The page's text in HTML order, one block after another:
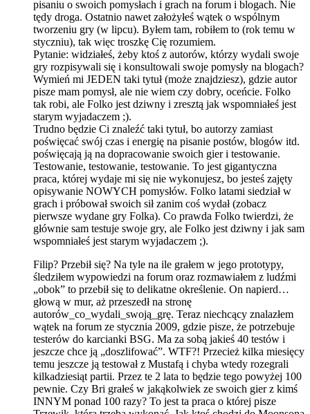
pisaniu o swoich pomysłach i grach na forum i blogach. Nie
tędy droga. Ostatnio nawet założyłeś wątek o wspólnym
tworzeniu gry (w lipcu). Byłem tam, robiłem to (rok temu w
styczniu), tak więc troszkę Cię rozumiem.
Pytanie: widziałeś, żeby ktoś z autorów, którzy wydali swoje
gry rozpisywali się i konsultowali swoje pomysły na blogach?
Wymień mi JEDEN taki tytuł (może znajdziesz), gdzie autor
pisze mam pomysł, ale nie wiem czy dobry, oceńcie. Folko
tak robi, ale Folko jest dziwny i zresztą jak wspomniałeś jest
starym wyjadaczem ;).
Trudno będzie Ci znaleźć taki tytuł, bo autorzy zamiast
poświęcać swój czas i energię na pisanie postów, blogów itd.
poświęcają ją na dopracowanie swoich gier i testowanie.
Testowanie, testowanie, testowanie. To jest gigantyczna
praca, której wydaje mi się nie wykonujesz, bo jesteś zajęty
opisywanie NOWYCH pomysłów. Folko latami siedział w
grach i próbował swoich sił zanim coś wydał (zobacz
pierwsze wydane gry Folka). Co prawda Folko twierdzi, że
głównie sam testuje swoje gry, ale Folko jest dziwny i jak sam
wspomniałeś jest starym wyjadaczem ;).
Filip? Przebił się? Na tyle na ile grałem w jego prototypy,
śledziłem wypowiedzi na forum oraz rozmawiałem z ludźmi
„obok” to przebił się to delikatne określenie. On napierd…
głową w mur, aż przeszedł na stronę
autorów_co_wydali_swoją_grę. Teraz niechcący znalazłem
wątek na forum ze stycznia 2009, gdzie pisze, że potrzebuje
testerów do karcianki BSG. Ma za sobą jakieś 40 testów i
jeszcze chce ją „doszlifować”. WTF?! Przecież kilka miesięcy
temu jeszcze ją testował z Mustafą i chyba wtedy rozegrali
kilkadziesiąt partii. Przez te 2 lata to będzie tego powyżej 100
pewnie. Czy Bri grałeś w jakąkolwiek ze swoich gier z kimś
INNYM ponad 100 razy? To jest ta praca o której pisze